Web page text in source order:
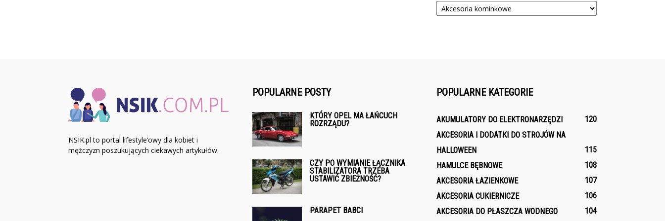
NSIK.pl to portal lifestyle’owy dla kobiet i
mężczyzn poszukujących ciekawych artykułów.
POPULARNE POSTY
KTÓRY OPEL MA ŁAŃCUCH
ROZRZĄDU?
CZY PO WYMIANIE ŁĄCZNIKA
STABILIZATORA TRZEBA
USTAWIĆ ZBIEŻNOŚĆ?
PARAPET BABCI
POPULARNE KATEGORIE
AKUMULATORY DO ELEKTRONARZĘDZI
120
AKCESORIA I DODATKI DO STROJÓW NA
HALLOWEEN
115
HAMULCE BĘBNOWE
108
AKCESORIA ŁAZIENKOWE
107
AKCESORIA CUKIERNICZE
106
AKCESORIA DO PŁASZCZA WODNEGO
104